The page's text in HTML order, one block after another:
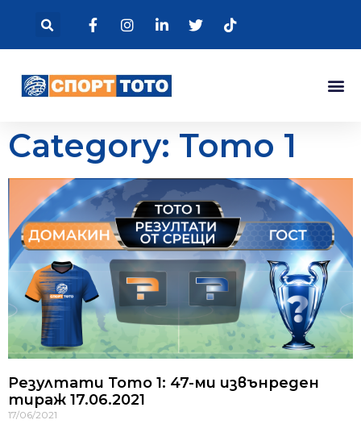
Category: Тото 1
Резултати Тото 1: 47-ми извънреден
тираж 17.06.2021
17/06/2021